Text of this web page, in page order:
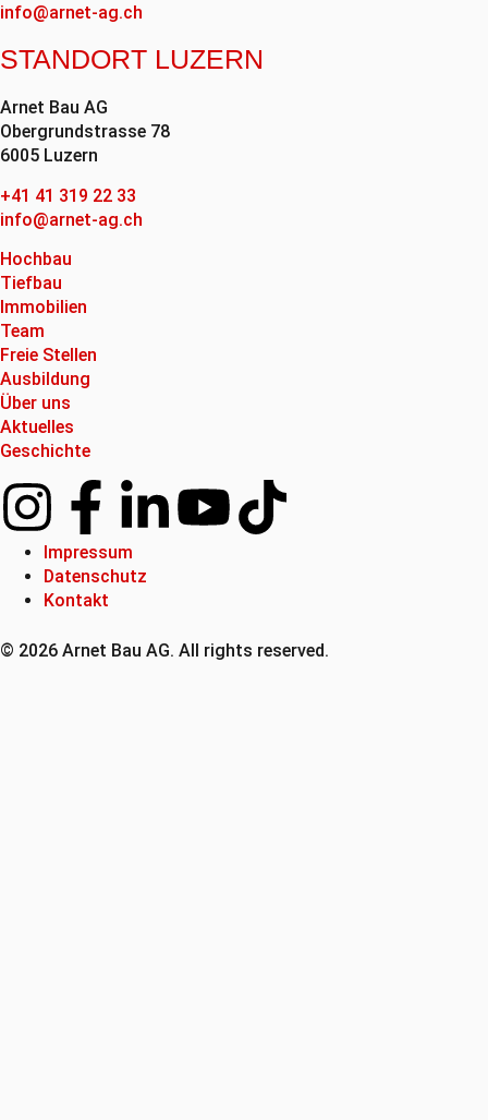
info@arnet-ag.ch
STANDORT LUZERN
Arnet Bau AG
Obergrundstrasse 78
6005 Luzern
+41 41 319 22 33
info@arnet-ag.ch
Hochbau
Tiefbau
Immobilien
Team
Freie Stellen
Ausbildung
Über uns
Aktuelles
Geschichte
Impressum
Datenschutz
Kontakt
© 2026 Arnet Bau AG. All rights reserved.